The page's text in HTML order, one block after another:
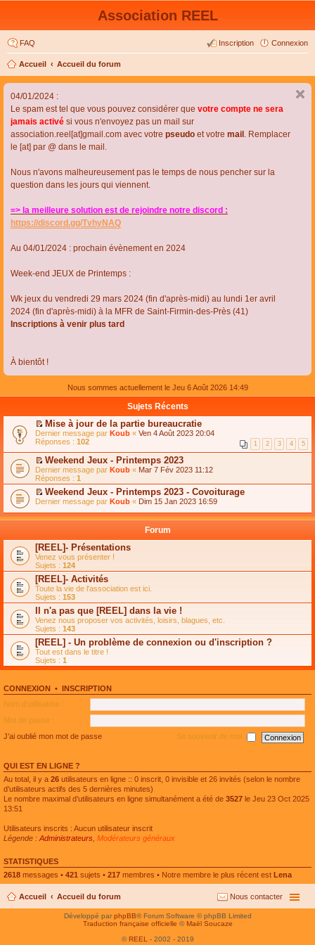
Association REEL
FAQ Connexion
Inscription
Accueil Accueil du forum
04/01/2024 :
Le spam est tel que vous pouvez considérer que votre compte ne sera
jamais activé si vous n'envoyez pas un mail sur
association.reel[at]gmail.com avec votre pseudo et votre mail . Remplacer
le [at] par @ dans le mail.
Nous n'avons malheureusement pas le temps de nous pencher sur la
question dans les jours qui viennent.
=> la meilleure solution est de rejoindre notre discord :
https://discord.gg/TvhyNAQ
Au 04/01/2024 : prochain évènement en 2024
Week-end JEUX de Printemps :
Wk jeux du vendredi 29 mars 2024 (fin d'après-midi) au lundi 1er avril
2024 (fin d'après-midi) à la MFR de Saint-Firmin-des-Près (41)
Inscriptions à venir plus tard
À bientôt !
Nous sommes actuellement le Jeu 6 Août 2026 14:49
Sujets Récents
C
o
n
s
u
l
t
e
r
l
e
s
s
a
g
e
n
o
n
l
u
l
e
p
l
u
s
é
c
e
n
t
Mise à jour de la partie bureaucratie
Dernier message par Koub « Ven 4 Août 2023 20:04
Réponses : 102 1 2 3 4 5
C
o
n
s
u
t
l
e
m
e
s
s
a
g
e
n
o
n
l
u
l
e
l
u
s
é
e
Weekend Jeux - Printemps 2023
Dernier message par Koub « Mar 7 Fév 2023 11:12
Réponses : 1
C
n
l
t
e
r
l
e
m
e
s
s
a
g
e
n
o
n
u
l
e
l
s
e
n
t
Weekend Jeux - Printemps 2023 - Covoiturage
Dernier message par Koub « Dim 15 Jan 2023 16:59
Forum
[REEL]- Présentations
Venez vous présenter !
Sujets : 124
[REEL]- Activités
Toute la vie de l'association est ici.
Sujets : 153
Il n'a pas que [REEL] dans la vie !
Venez nous proposer vos activités, loisirs, blagues, etc.
Sujets : 143
[REEL] - Un problème de connexion ou d'inscription ?
Tout est dans le titre !
Sujets : 1
CONNEXION • INSCRIPTION
Nom d’utilisateur :
Mot de passe :
J’ai oublié mon mot de passe
Se souvenir de moi
QUI EST EN LIGNE ?
Au total, il y a 26 utilisateurs en ligne :: 0 inscrit, 0 invisible et 26 invités (selon le nombre
d’utilisateurs actifs des 5 dernières minutes)
Le nombre maximal d’utilisateurs en ligne simultanément a été de 3527 le Jeu 23 Oct 2025
13:51
Utilisateurs inscrits : Aucun utilisateur inscrit
Légende : Administrateurs Modérateurs généraux
STATISTIQUES
2618 messages • 421 sujets • 217 membres • Notre membre le plus récent est Lena
Accueil Accueil du forum Nous contacter
Développé parphpBB® Forum Software © phpBB Limited
Traduction française officielle © Maël Soucaze
© REEL - 2002 - 2019